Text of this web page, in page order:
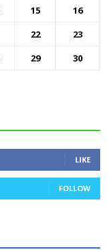
15
16
22
23
29
30
LIKE
FOLLOW